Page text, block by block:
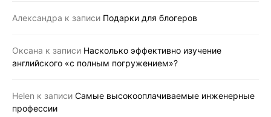
Александра к записи Подарки для блогеров
Оксана к записи Насколько эффективно изучение
английского «с полным погружением»?
Helen к записи Самые высокооплачиваемые инженерные
профессии